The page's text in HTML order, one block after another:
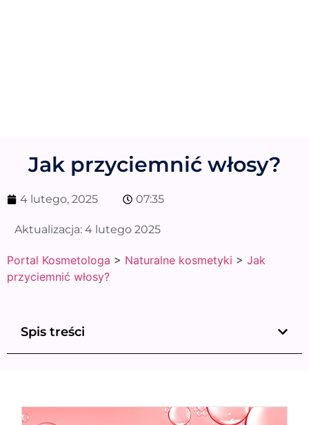
Jak przyciemnić włosy?
4 lutego, 2025 07:35
Aktualizacja: 4 lutego 2025
Portal Kosmetologa > Naturalne kosmetyki > Jak
przyciemnić włosy?
Spis treści